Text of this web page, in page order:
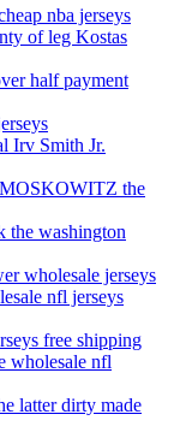
nba jerseys
of leg Kostas
half payment
Irv Smith Jr.
MOSKOWITZ the
the washington
wholesale jerseys
nfl jerseys
free shipping
wholesale nfl
latter dirty made